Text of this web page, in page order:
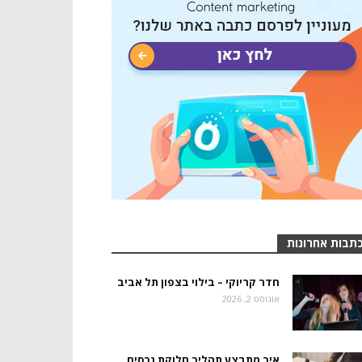
אחרונות
חדר קריוקי – בילוי בצפון תל אביב
אוגוסט 2, 2026